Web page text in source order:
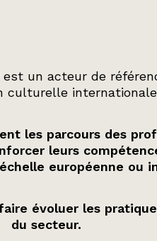
un acteur de
culturelle
les parcours des
leurs
européenne ou
évoluer les
du secteur.